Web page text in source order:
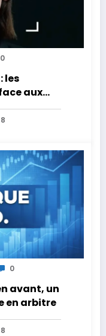
0
les
aux
0
avant, un
en arbitre